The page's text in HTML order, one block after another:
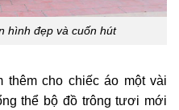
hình đẹp và cuốn hút
thêm cho chiếc áo một vài
thể bộ đồ trông tươi mới